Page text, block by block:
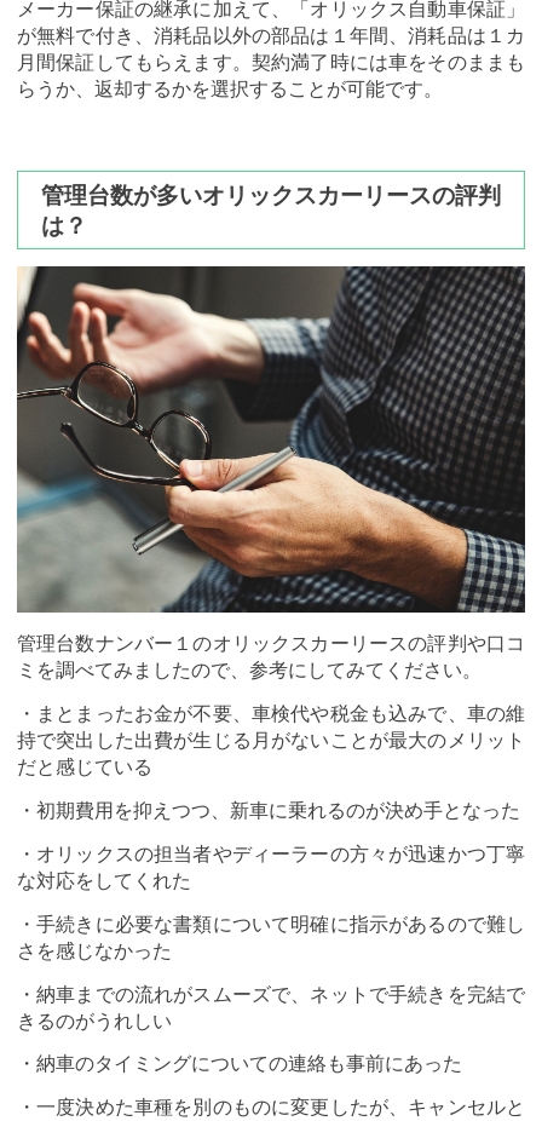
メーカー保証の継承に加えて、「オリックス自動車保証」
が無料で付き、消耗品以外の部品は１年間、消耗品は１カ
月間保証してもらえます。契約満了時には車をそのままも
らうか、返却するかを選択することが可能です。
管理台数が多いオリックスカーリースの評判
は？
管理台数ナンバー１のオリックスカーリースの評判や口コ
ミを調べてみましたので、参考にしてみてください。
・まとまったお金が不要、車検代や税金も込みで、車の維
持で突出した出費が生じる月がないことが最大のメリット
だと感じている
・初期費用を抑えつつ、新車に乗れるのが決め手となった
・オリックスの担当者やディーラーの方々が迅速かつ丁寧
な対応をしてくれた
・手続きに必要な書類について明確に指示があるので難し
さを感じなかった
・納車までの流れがスムーズで、ネットで手続きを完結で
きるのがうれしい
・納車のタイミングについての連絡も事前にあった
・一度決めた車種を別のものに変更したが、キャンセルと